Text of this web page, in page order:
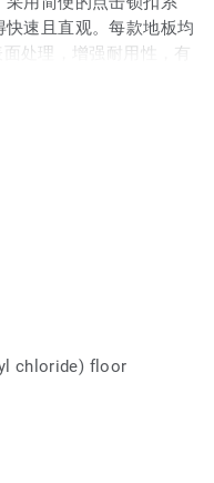
速且直观。每款地板均
处理，增强耐用性，有
55专为高强度使用
chloride) floor